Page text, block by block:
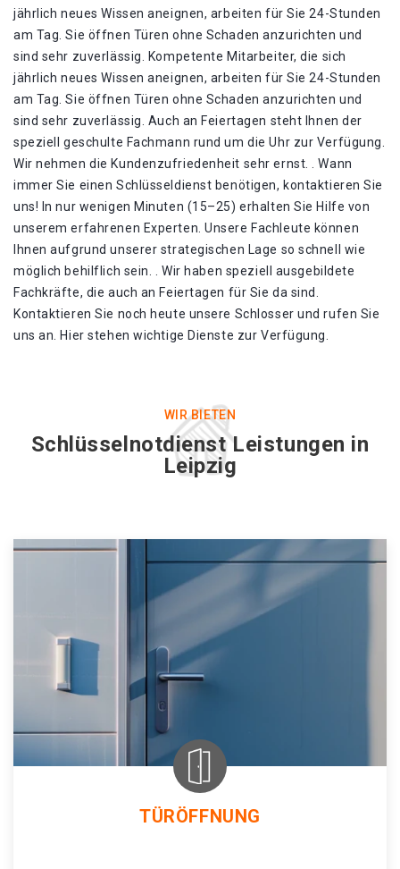
jährlich neues Wissen aneignen, arbeiten für Sie 24-Stunden
am Tag. Sie öffnen Türen ohne Schaden anzurichten und
sind sehr zuverlässig. Kompetente Mitarbeiter, die sich
jährlich neues Wissen aneignen, arbeiten für Sie 24-Stunden
am Tag. Sie öffnen Türen ohne Schaden anzurichten und
sind sehr zuverlässig. Auch an Feiertagen steht Ihnen der
speziell geschulte Fachmann rund um die Uhr zur Verfügung.
Wir nehmen die Kundenzufriedenheit sehr ernst. . Wann
immer Sie einen Schlüsseldienst benötigen, kontaktieren Sie
uns! In nur wenigen Minuten (15–25) erhalten Sie Hilfe von
unserem erfahrenen Experten. Unsere Fachleute können
Ihnen aufgrund unserer strategischen Lage so schnell wie
möglich behilflich sein. . Wir haben speziell ausgebildete
Fachkräfte, die auch an Feiertagen für Sie da sind.
Kontaktieren Sie noch heute unsere Schlosser und rufen Sie
uns an. Hier stehen wichtige Dienste zur Verfügung.
WIR BIETEN
Schlüsselnotdienst Leistungen in
Leipzig
TÜRÖFFNUNG